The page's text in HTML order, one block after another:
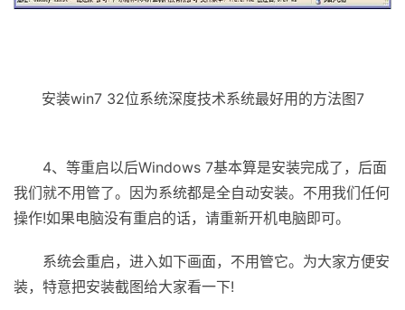
安装win7 32位系统深度技术系统最好用的方法图7
4、等重启以后Windows 7基本算是安装完成了，后面
我们就不用管了。因为系统都是全自动安装。不用我们任何
操作!如果电脑没有重启的话，请重新开机电脑即可。
系统会重启，进入如下画面，不用管它。为大家方便安
装，特意把安装截图给大家看一下!